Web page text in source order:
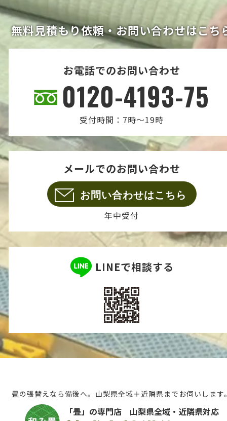
無料見積もり依頼・お問い合わせはこち
お電話でのお問い合わせ
0120-4193-75
受付時間：7時～19時
メールでのお問い合わせ
お問い合わせはこちら
年中受付
LINEで相談する
畳の張替えなら備後へ。山梨県全域＋近隣県までお伺いします
「畳」の専門店 山梨県全域・近隣県対応